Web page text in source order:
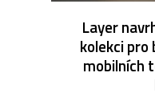
Layer
kolekci
mobilních